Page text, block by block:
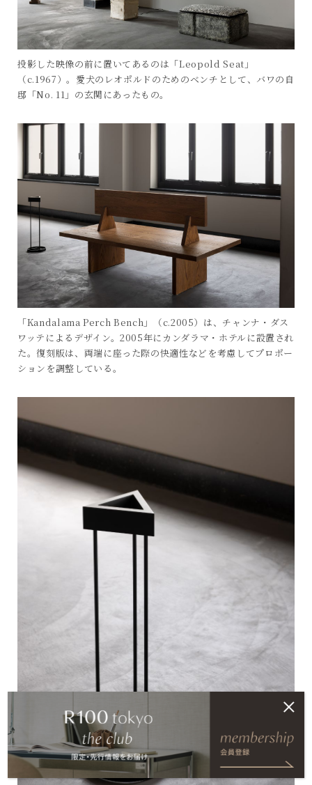
投影した映像の前に置いてあるのは「Leopold Seat」
（c.1967）。愛犬のレオポルドのためのベンチとして、バワの自
邸「No. 11」の玄関にあったもの。
「Kandalama Perch Bench」（c.2005）は、チャンナ・ダス
ワッテによるデザイン。2005年にカンダラマ・ホテルに設置され
た。復刻版は、両端に座った際の快適性などを考慮してプロポー
ションを調整している。